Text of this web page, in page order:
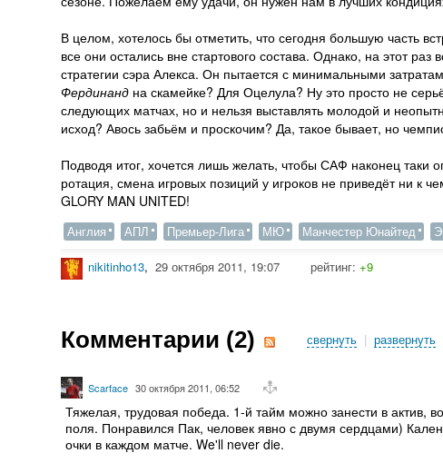
В целом, хотелось бы отметить, что сегодня большую часть
все они остались вне стартового состава. Однако, на этот
стратегии сэра Алекса. Он пытается с минимальными
Фердинанд на скамейке? Для Оцелула? Ну это просто не
следующих матчах, но и нельзя выставлять молодой и
исход? Авось забьём и проскочим? Да, такое бывает, но
Подводя итог, хочется лишь желать, чтобы САФ наконец
ротация, смена игровых позиций у игроков не приведёт ни к
GLORY MAN UNITED!
Англия АПЛ Премьер-Лига МЮ Манчестер Юнайтед
nikitinho13, 29 октября 2011, 19:07 рейтинг:+9
Комментарии (2) свернуть |развернуть
Scarface 30 октября 2011, 06:52
Тяжелая, трудовая победа. 1-й тайм можно занести в
поля. Понравился Пак, человек явно с двумя сердцами)
очки в каждом матче. We'll never die.